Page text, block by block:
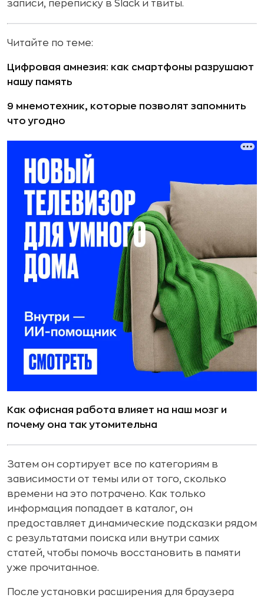
записи, переписку в Slack и твиты.
Читайте по теме:
Цифровая амнезия: как смартфоны разрушают
нашу память
9 мнемотехник, которые позволят запомнить
что угодно
Как офисная работа влияет на наш мозг и
почему она так утомительна
Затем он сортирует все по категориям в
зависимости от темы или от того, сколько
времени на это потрачено. Как только
информация попадает в каталог, он
предоставляет динамические подсказки рядом
с результатами поиска или внутри самих
статей, чтобы помочь восстановить в памяти
уже прочитанное.
После установки расширения для браузера